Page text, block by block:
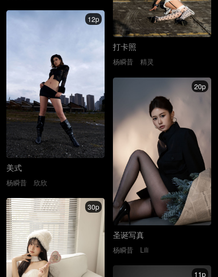
打卡照
杨瞬昔 精灵
12p
美式
杨瞬昔 欣欣
20p
圣诞写真
杨瞬昔 Lili
30p
11p